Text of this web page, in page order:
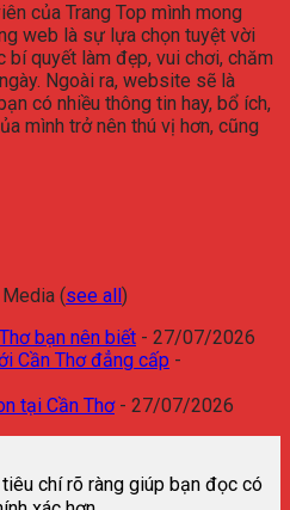
của Trang Top mình mong
web là sự lựa chọn tuyệt vời
bí quyết làm đẹp, vui chơi, chăm
Ngoài ra, website sẽ là
có nhiều thông tin hay, bổ ích,
mình trở nên thú vị hơn, cũng
(see all )
bạn nên biết - 27/07/2026
Cần Thơ đẳng cấp -
tại Cần Thơ- 27/07/2026
tiêu chí rõ ràng giúp bạn đọc có